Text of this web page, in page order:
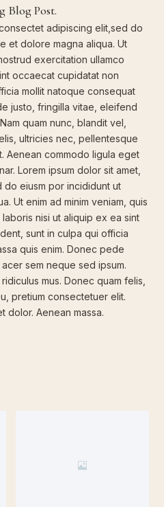
Blog Post.
adipiscing elit,sed do
et dolore magna aliqua. Ut
exercitation ullamco
occaecat cupidatat non
mollit natoque consequat
justo, fringilla vitae, eleifend
quam nunc, blandit vel,
ultricies nec, pellentesque
Aenean commodo ligula eget
Lorem ipsum dolor sit amet,
eiusm por incididunt ut
Ut enim ad minim veniam, quis
nisi ut aliquip ex ea sint
sunt in culpa qui officia
quis enim. Donec pede
sem neque sed ipsum.
mus. Donec quam felis,
pretium consectetuer elit.
dolor. Aenean massa.